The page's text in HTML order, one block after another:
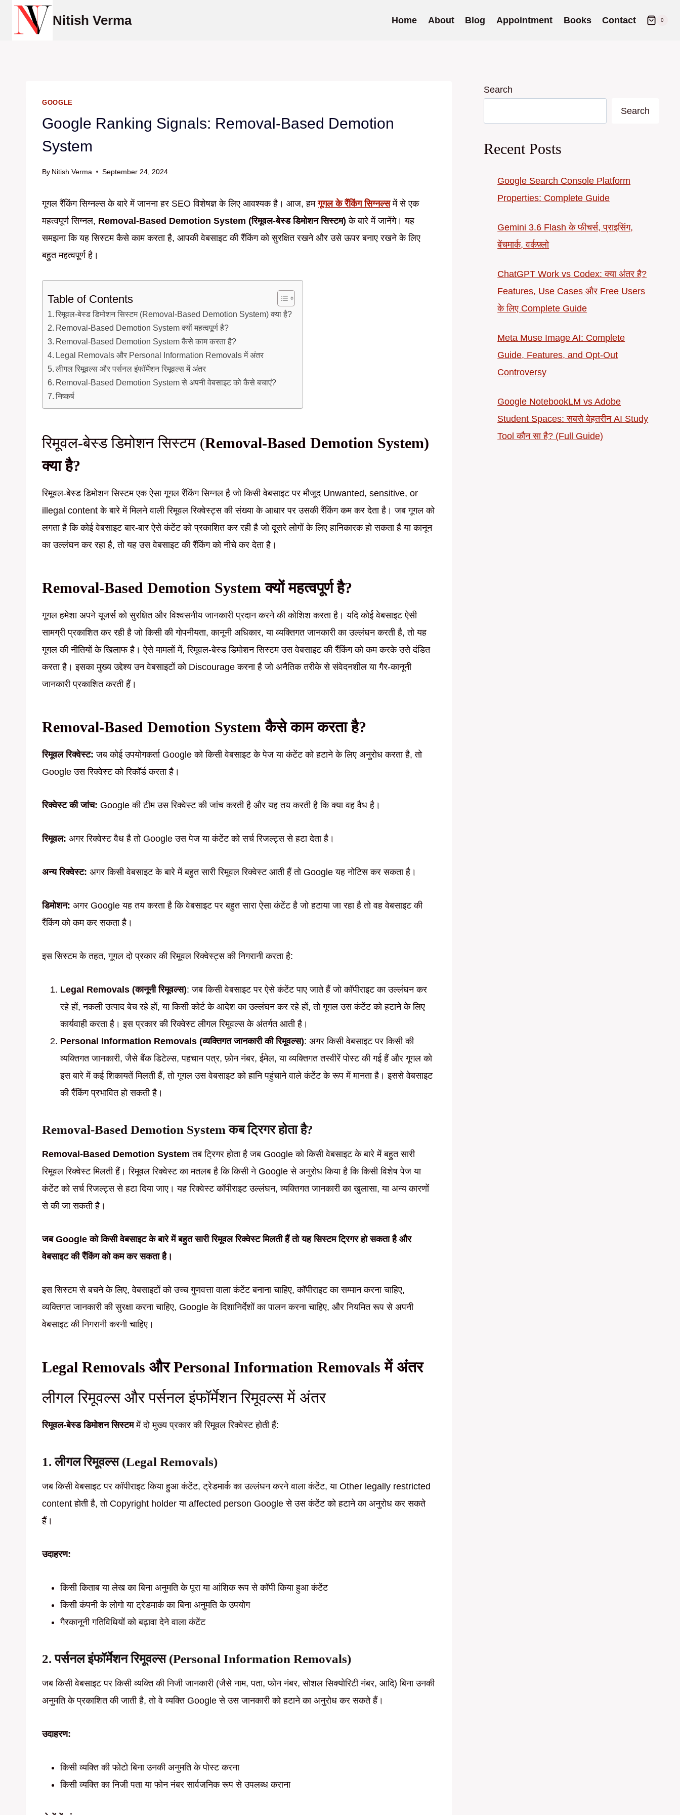
Skip
Nitish Verma Home About Blog Appointment Books Contact 0
GOOGLE
Google Ranking Signals: Removal-Based Demotion
System
By Nitish Verma September 24, 2024
गूगल रैंकिंग सिग्नल्स के बारे में जानना हर SEO विशेषज्ञ के लिए आवश्यक है। आज, हमगूगल के रैंकिंग सिग्नल्समें से एक
महत्वपूर्ण सिग्नल, Removal-Based Demotion System (रिमूवल-बेस्ड डिमोशन सिस्टम)के बारे में जानेंगे। यह
समझना कि यह सिस्टम कैसे काम करता है, आपकी वेबसाइट की रैंकिंग को सुरक्षित रखने और उसे ऊपर बनाए रखने के लिए
बहुत महत्वपूर्ण है।
Table of Contents
रिमूवल-बेस्ड डिमोशन सिस्टम (Removal-Based Demotion System) क्या है?
Removal-Based Demotion System क्यों महत्वपूर्ण है?
Removal-Based Demotion System कैसे काम करता है?
Legal Removals और Personal Information Removals में अंतर
लीगल रिमूवल्स और पर्सनल इंफॉर्मेशन रिमूवल्स में अंतर
Removal-Based Demotion System से अपनी वेबसाइट को कैसे बचाएं?
निष्कर्ष
रिमूवल-बेस्ड डिमोशन सिस्टम (Removal-Based Demotion System)
क्या है?
रिमूवल-बेस्ड डिमोशन सिस्टम एक ऐसा गूगल रैंकिंग सिग्नल है जो किसी वेबसाइट पर मौजूद Unwanted, sensitive, or
illegal content के बारे में मिलने वाली रिमूवल रिक्वेस्ट्स की संख्या के आधार पर उसकी रैंकिंग कम कर देता है। जब गूगल को
लगता है कि कोई वेबसाइट बार-बार ऐसे कंटेंट को प्रकाशित कर रही है जो दूसरे लोगों के लिए हानिकारक हो सकता है या कानून
का उल्लंघन कर रहा है, तो यह उस वेबसाइट की रैंकिंग को नीचे कर देता है।
Removal-Based Demotion System क्यों महत्वपूर्ण है?
गूगल हमेशा अपने यूजर्स को सुरक्षित और विश्वसनीय जानकारी प्रदान करने की कोशिश करता है। यदि कोई वेबसाइट ऐसी
सामग्री प्रकाशित कर रही है जो किसी की गोपनीयता, कानूनी अधिकार, या व्यक्तिगत जानकारी का उल्लंघन करती है, तो यह
गूगल की नीतियों के खिलाफ है। ऐसे मामलों में, रिमूवल-बेस्ड डिमोशन सिस्टम उस वेबसाइट की रैंकिंग को कम करके उसे दंडित
करता है। इसका मुख्य उद्देश्य उन वेबसाइटों को Discourage करना है जो अनैतिक तरीके से संवेदनशील या गैर-कानूनी
जानकारी प्रकाशित करती हैं।
Removal-Based Demotion System कैसे काम करता है?
रिमूवल रिक्वेस्ट: जब कोई उपयोगकर्ता Google को किसी वेबसाइट के पेज या कंटेंट को हटाने के लिए अनुरोध करता है, तो
Google उस रिक्वेस्ट को रिकॉर्ड करता है।
रिक्वेस्ट की जांच: Google की टीम उस रिक्वेस्ट की जांच करती है और यह तय करती है कि क्या वह वैध है।
रिमूवल: अगर रिक्वेस्ट वैध है तो Google उस पेज या कंटेंट को सर्च रिजल्ट्स से हटा देता है।
अन्य रिक्वेस्ट: अगर किसी वेबसाइट के बारे में बहुत सारी रिमूवल रिक्वेस्ट आती हैं तो Google यह नोटिस कर सकता है।
डिमोशन: अगर Google यह तय करता है कि वेबसाइट पर बहुत सारा ऐसा कंटेंट है जो हटाया जा रहा है तो वह वेबसाइट की
रैंकिंग को कम कर सकता है।
इस सिस्टम के तहत, गूगल दो प्रकार की रिमूवल रिक्वेस्ट्स की निगरानी करता है:
Legal Removals (कानूनी रिमूवल्स): जब किसी वेबसाइट पर ऐसे कंटेंट पाए जाते हैं जो कॉपीराइट का उल्लंघन कर
रहे हों, नकली उत्पाद बेच रहे हों, या किसी कोर्ट के आदेश का उल्लंघन कर रहे हों, तो गूगल उस कंटेंट को हटाने के लिए
कार्यवाही करता है। इस प्रकार की रिक्वेस्ट लीगल रिमूवल्स के अंतर्गत आती है।
Personal Information Removals (व्यक्तिगत जानकारी की रिमूवल्स): अगर किसी वेबसाइट पर किसी की
व्यक्तिगत जानकारी, जैसे बैंक डिटेल्स, पहचान पत्र, फ़ोन नंबर, ईमेल, या व्यक्तिगत तस्वीरें पोस्ट की गई हैं और गूगल को
इस बारे में कई शिकायतें मिलती हैं, तो गूगल उस वेबसाइट को हानि पहुंचाने वाले कंटेंट के रूप में मानता है। इससे वेबसाइट
की रैंकिंग प्रभावित हो सकती है।
Removal-Based Demotion System कब ट्रिगर होता है?
Removal-Based Demotion System तब ट्रिगर होता है जब Google को किसी वेबसाइट के बारे में बहुत सारी
रिमूवल रिक्वेस्ट मिलती हैं। रिमूवल रिक्वेस्ट का मतलब है कि किसी ने Google से अनुरोध किया है कि किसी विशेष पेज या
कंटेंट को सर्च रिजल्ट्स से हटा दिया जाए। यह रिक्वेस्ट कॉपीराइट उल्लंघन, व्यक्तिगत जानकारी का खुलासा, या अन्य कारणों
से की जा सकती है।
जब Google को किसी वेबसाइट के बारे में बहुत सारी रिमूवल रिक्वेस्ट मिलती हैं तो यह सिस्टम ट्रिगर हो सकता है और
वेबसाइट की रैंकिंग को कम कर सकता है।
इस सिस्टम से बचने के लिए, वेबसाइटों को उच्च गुणवत्ता वाला कंटेंट बनाना चाहिए, कॉपीराइट का सम्मान करना चाहिए,
व्यक्तिगत जानकारी की सुरक्षा करना चाहिए, Google के दिशानिर्देशों का पालन करना चाहिए, और नियमित रूप से अपनी
वेबसाइट की निगरानी करनी चाहिए।
Legal Removals और Personal Information Removals में अंतर
लीगल रिमूवल्स और पर्सनल इंफॉर्मेशन रिमूवल्स में अंतर
रिमूवल-बेस्ड डिमोशन सिस्टममें दो मुख्य प्रकार की रिमूवल रिक्वेस्ट होती हैं:
1. लीगल रिमूवल्स (Legal Removals)
जब किसी वेबसाइट पर कॉपीराइट किया हुआ कंटेंट, ट्रेडमार्क का उल्लंघन करने वाला कंटेंट, या Other legally restricted
content होती है, तो Copyright holder या affected person Google से उस कंटेंट को हटाने का अनुरोध कर सकते
हैं।
उदाहरण:
किसी किताब या लेख का बिना अनुमति के पूरा या आंशिक रूप से कॉपी किया हुआ कंटेंट
किसी कंपनी के लोगो या ट्रेडमार्क का बिना अनुमति के उपयोग
गैरकानूनी गतिविधियों को बढ़ावा देने वाला कंटेंट
2. पर्सनल इंफॉर्मेशन रिमूवल्स (Personal Information Removals)
जब किसी वेबसाइट पर किसी व्यक्ति की निजी जानकारी (जैसे नाम, पता, फोन नंबर, सोशल सिक्योरिटी नंबर, आदि) बिना उनकी
अनुमति के प्रकाशित की जाती है, तो वे व्यक्ति Google से उस जानकारी को हटाने का अनुरोध कर सकते हैं।
उदाहरण:
किसी व्यक्ति की फोटो बिना उनकी अनुमति के पोस्ट करना
किसी व्यक्ति का निजी पता या फोन नंबर सार्वजनिक रूप से उपलब्ध कराना
Search
Search
Recent Posts
Google Search Console Platform
Properties: Complete Guide
Gemini 3.6 Flash के फीचर्स, प्राइसिंग,
बेंचमार्क, वर्कफ़्लो
ChatGPT Work vs Codex: क्या अंतर है?
Features, Use Cases और Free Users
के लिए Complete Guide
Meta Muse Image AI: Complete
Guide, Features, and Opt-Out
Controversy
Google NotebookLM vs Adobe
Student Spaces: सबसे बेहतरीन AI Study
Tool कौन सा है? (Full Guide)